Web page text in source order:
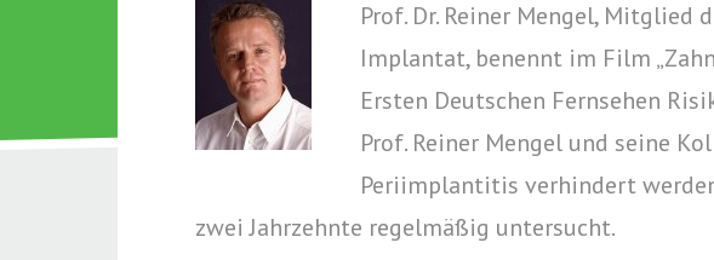
Prof. Dr. Reiner Mengel,
Implantat, benennt im Film
Ersten Deutschen Fernsehen
Prof. Reiner Mengel und seine
Periimplantitis verhindert
zwei Jahrzehnte regelmäßig untersucht.